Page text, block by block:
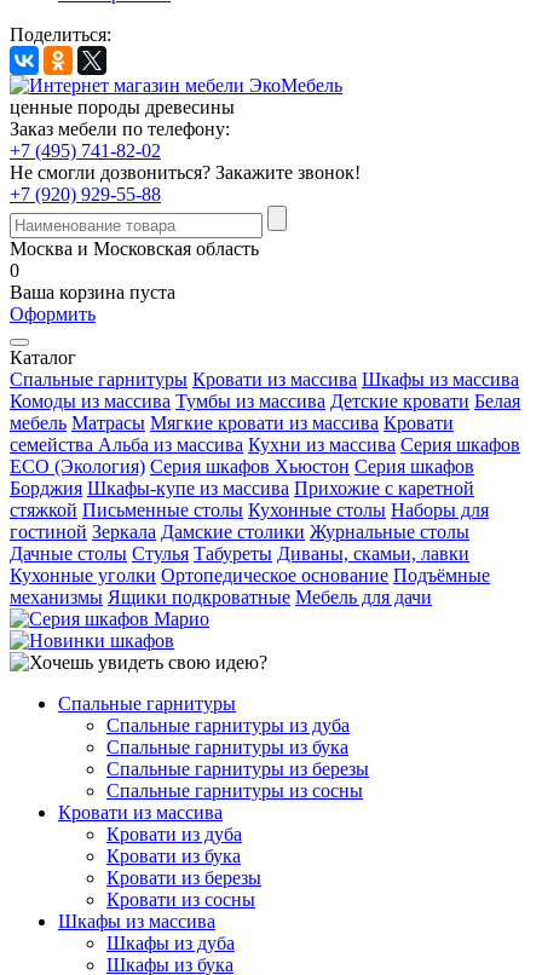
Поделиться:
ценные породы древесины
Заказ мебели по телефону:
+7 (495) 741-82-02
Не смогли дозвониться? Закажите звонок!
+7 (920) 929-55-88
Москва и Московская область
0
Ваша корзина пуста
Оформить
Каталог
Спальные гарнитуры Кровати из массива Шкафы из массива
Комоды из массива Тумбы из массива Детские кровати Белая
мебель Матрасы Мягкие кровати из массива Кровати
семейства Альба из массива Кухни из массива Серия шкафов
ECO (Экология) Серия шкафов Хьюстон Серия шкафов
Борджия Шкафы-купе из массива Прихожие с каретной
стяжкой Письменные столы Кухонные столы Наборы для
гостиной Зеркала Дамские столики Журнальные столы
Дачные столы Стулья Табуреты Диваны, скамьи, лавки
Кухонные уголки Ортопедическое основание Подъёмные
механизмы Ящики подкроватные Мебель для дачи
Спальные гарнитуры
Спальные гарнитуры из дуба
Спальные гарнитуры из бука
Спальные гарнитуры из березы
Спальные гарнитуры из сосны
Кровати из массива
Кровати из дуба
Кровати из бука
Кровати из березы
Кровати из сосны
Шкафы из массива
Шкафы из дуба
Шкафы из бука